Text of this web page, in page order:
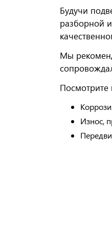
Будучи
разборной
Мы
Посмотрите
Износ,